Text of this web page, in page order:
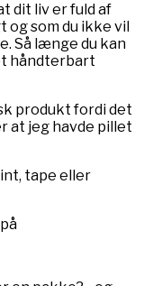
dit liv er fuld af
og som du ikke vil
Så længe du kan
håndterbart
produkt fordi det
at jeg havde pillet
tape eller